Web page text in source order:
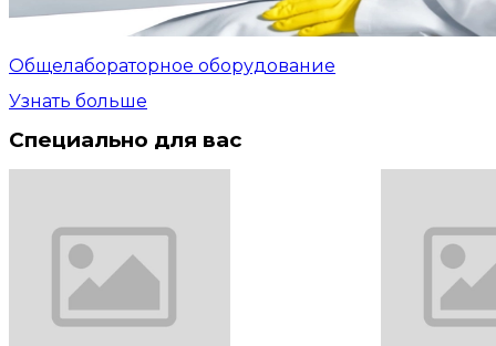
Общелабораторное оборудование
Узнать больше
Специально для вас